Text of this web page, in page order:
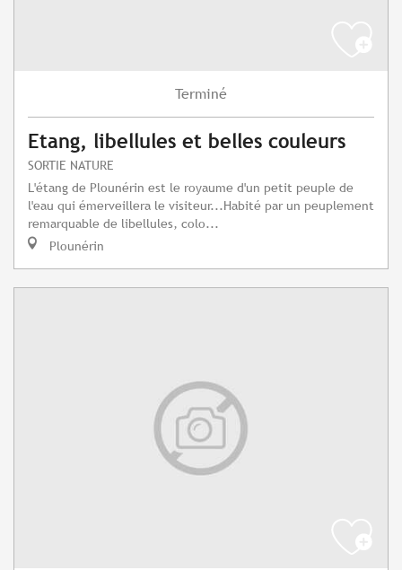
Terminé
Etang, libellules et belles couleurs
SORTIE NATURE
L'étang de Plounérin est le royaume d'un petit peuple de
l'eau qui émerveillera le visiteur...Habité par un peuplement
remarquable de libellules, colo...
Plounérin